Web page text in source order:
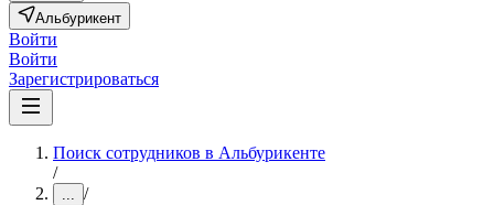
Альбурикент
Войти
Войти
Зарегистрироваться
Поиск сотрудников в Альбурикенте
/
... /